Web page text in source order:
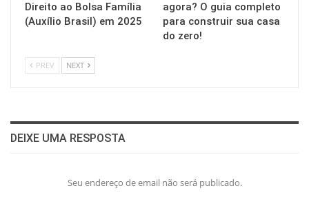
Direito ao Bolsa Família
(Auxílio Brasil) em 2025
agora? O guia completo
para construir sua casa
do zero!
PREV NEXT
DEIXE UMA RESPOSTA
Seu endereço de email não será publicado.